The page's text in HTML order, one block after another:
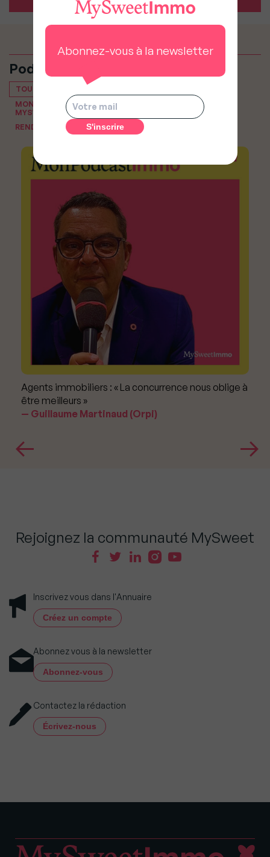
Podcasts
TOUT VOIR
MON PODCAST IMMO, LE PODCAST IMMOBILIER DE
MYSWEETIMMO
RENDEZ-VOUS DU NOTAIRE
Agents immobiliers : « La concurrence nous oblige à
être meilleurs »
Guillaume Martinaud (Orpi)
Rejoignez la communauté MySweet
Inscrivez vous dans l'Annuaire
Créez un compte
Abonnez vous à la newsletter
Abonnez-vous
Contactez la rédaction
Écrivez-nous
Abonnez-vous à la newsletter